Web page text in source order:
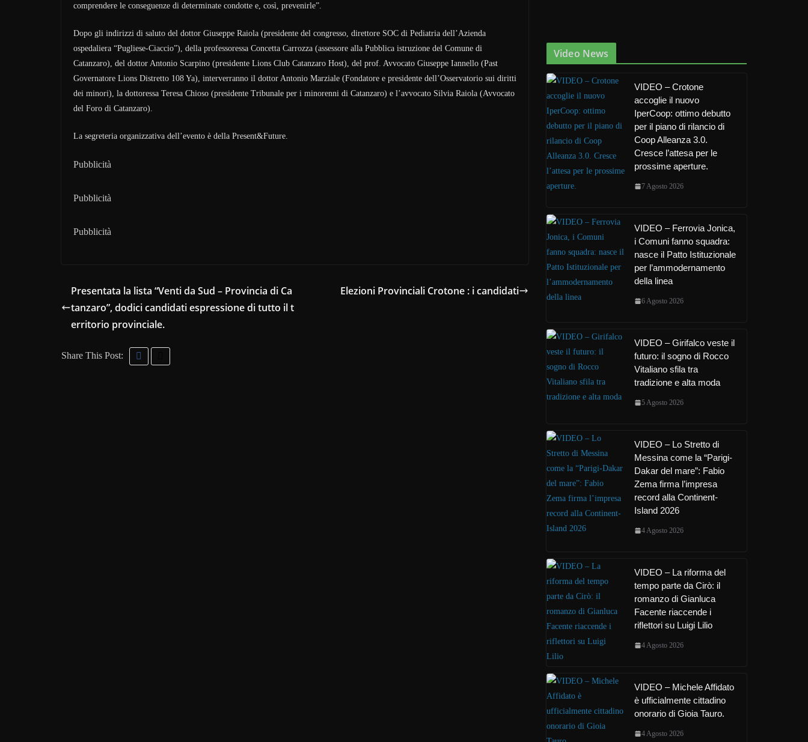
comprendere le conseguenze di determinate condotte e, così, prevenirle”.
Dopo gli indirizzi di saluto del dottor Giuseppe Raiola (presidente del congresso, direttore SOC di Pediatria dell’Azienda
ospedaliera “Pugliese-Ciaccio”), della professoressa Concetta Carrozza (assessore alla Pubblica istruzione del Comune di
Catanzaro), del dottor Antonio Scarpino (presidente Lions Club Catanzaro Host), del prof. Avvocato Giuseppe Iannello (Past
Governatore Lions Distretto 108 Ya), interverranno il dottor Antonio Marziale (Fondatore e presidente dell’Osservatorio sui diritti
dei minori), la dottoressa Teresa Chioso (presidente Tribunale per i minorenni di Catanzaro) e l’avvocato Silvia Raiola (Avvocato
del Foro di Catanzaro).
La segreteria organizzativa dell’evento è della Present&Future.
Pubblicità
Pubblicità
Pubblicità
Presentata la lista “Venti da Sud – Provincia di Ca
tanzaro”, dodici candidati espressione di tutto il t
erritorio provinciale.
Elezioni Provinciali Crotone : i candidati
Share This Post:
Video News
VIDEO – Crotone
accoglie il nuovo
IperCoop: ottimo debutto
per il piano di rilancio di
Coop Alleanza 3.0.
Cresce l’attesa per le
prossime aperture.
7 Agosto 2026
VIDEO – Ferrovia Jonica,
i Comuni fanno squadra:
nasce il Patto Istituzionale
per l’ammodernamento
della linea
6 Agosto 2026
VIDEO – Girifalco veste il
futuro: il sogno di Rocco
Vitaliano sfila tra
tradizione e alta moda
5 Agosto 2026
VIDEO – Lo Stretto di
Messina come la “Parigi-
Dakar del mare”: Fabio
Zema firma l’impresa
record alla Continent-
Island 2026
4 Agosto 2026
VIDEO – La riforma del
tempo parte da Cirò: il
romanzo di Gianluca
Facente riaccende i
riflettori su Luigi Lilio
4 Agosto 2026
VIDEO – Michele Affidato
è ufficialmente cittadino
onorario di Gioia Tauro.
4 Agosto 2026